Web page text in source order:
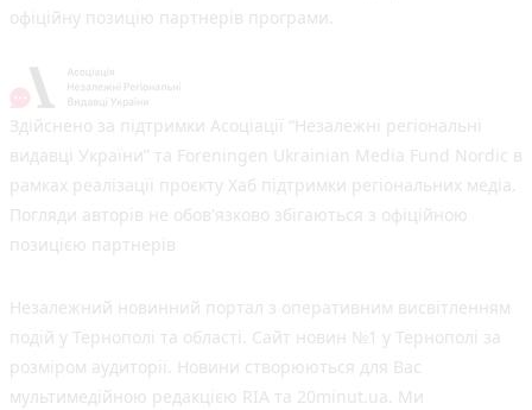
офіційну позицію партнерів програми.
Здійснено за підтримки Асоціації “Незалежні регіональні
видавці України” та Foreningen Ukrainian Media Fund Nordic в
рамках реалізації проєкту Хаб підтримки регіональних медіа.
Погляди авторів не обов'язково збігаються з офіційною
позицією партнерів
Незалежний новинний портал з оперативним висвітленням
подій у Тернополі та області. Сайт новин №1 у Тернополі за
розміром аудиторії. Новини створюються для Вас
мультимедійною редакцією RIA та 20minut.ua. Ми